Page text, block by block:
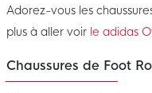
Adorez-vous les
plus à aller voir le adidas
Chaussures de Foot